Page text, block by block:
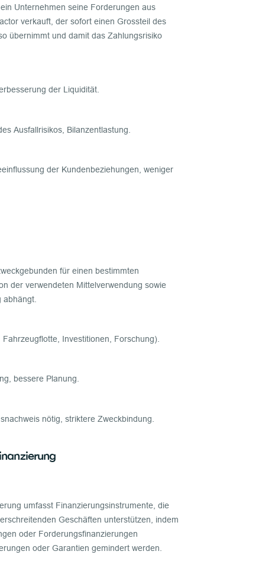
Unternehmen seine Forderungen aus
verkauft, der sofort einen Grossteil des
übernimmt und damit das Zahlungsrisiko
der Liquidität.
Ausfallrisikos, Bilanzentlastung.
der Kundenbeziehungen, weniger
für einen bestimmten
der verwendeten Mittelverwendung sowie
Investitionen, Forschung).
bessere Planung.
nötig, striktere Zweckbindung.
umfasst Finanzierungsinstrumente, die
Geschäften unterstützen, indem
oder Forderungsfinanzierungen
oder Garantien gemindert werden.